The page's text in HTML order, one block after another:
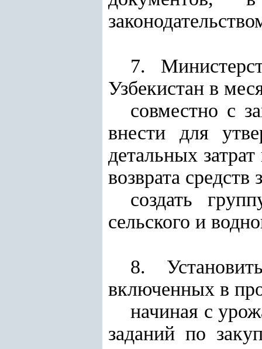
7.
Узбекистан в
совместно с
внести для
детальных
возврата
создать
сельского и
8.
включенных в
начиная с
заданий по